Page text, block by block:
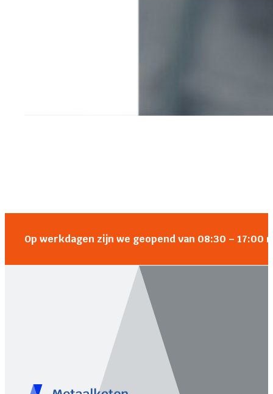
Op werkdagen zijn we geopend van 08:30 –